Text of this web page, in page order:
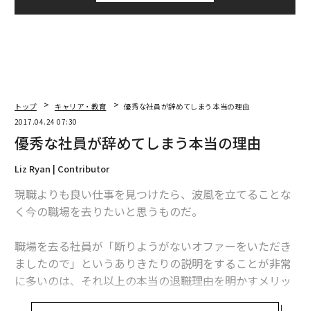
トップ キャリア・教育
優秀な社員が辞めてしまう本当の理由
2017.04.24 07:30
優秀な社員が辞めてしまう本当の理由
Liz Ryan | Contributor
現職よりも良い仕事を見つけたら、波風を立てることな
く今の職場を去りたいと思うものだ。
職場を去る社員が「断りようがないオファーをいただき
ましたので」というありきたりの説明をすることが非常
に多いのは、それ以上の本当の退職理由を明かすメリッ
トが全くないからだ。